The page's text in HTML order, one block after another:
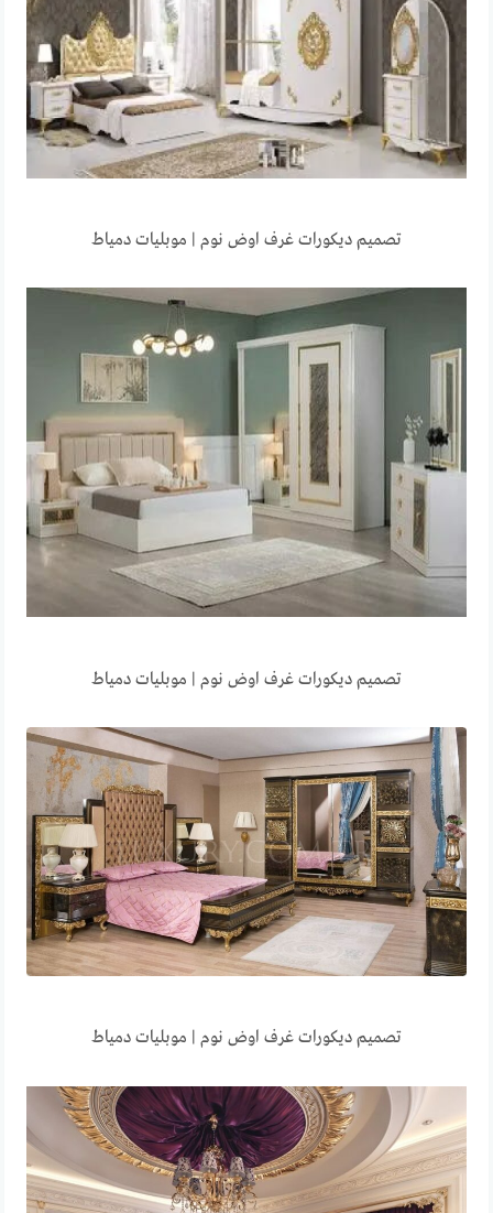
تصميم ديكورات غرف اوض نوم | موبليات دمياط
تصميم ديكورات غرف اوض نوم | موبليات دمياط
تصميم ديكورات غرف اوض نوم | موبليات دمياط